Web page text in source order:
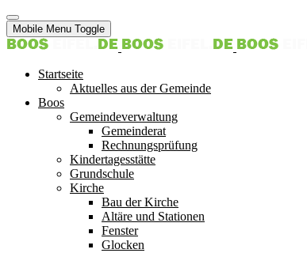
Mobile Menu Toggle
Startseite
Aktuelles aus der Gemeinde
Boos
Gemeindeverwaltung
Gemeinderat
Rechnungsprüfung
Kindertagesstätte
Grundschule
Kirche
Bau der Kirche
Altäre und Stationen
Fenster
Glocken